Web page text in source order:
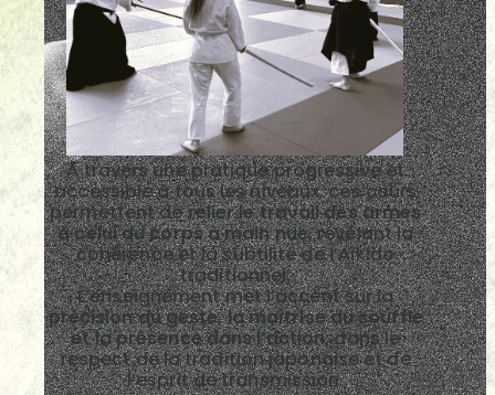
À travers une pratique progressive et
accessible à tous les niveaux, ces cours
permettent derelier le travail des armes
à celui du corps à main nue, révélant la
cohérence et la subtilité de l’Aïkido
traditionnel.
L’enseignement met l’accent sur la
précision du geste, la maîtrise du souffle
et la présence dans l’action, dans le
respect de la tradition japonaise et de
l’esprit de transmission.